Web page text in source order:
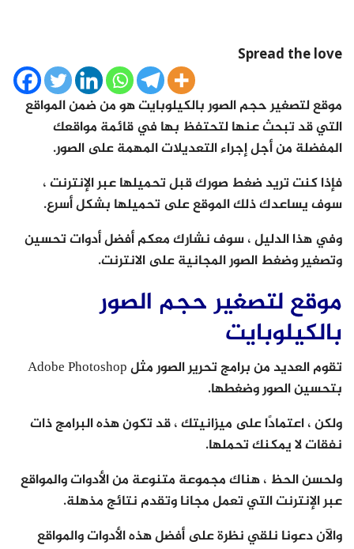
Spread the love
موقع لتصغير حجم الصور بالكيلوبايت هو من ضمن المواقع
التي قد تبحث عنها لتحتفظ بها في قائمة مواقعك
المفضلة من أجل إجراء التعديلات المهمة على الصور.
فإذا كنت تريد ضغط صورك قبل تحميلها عبر الإنترنت ،
سوف يساعدك ذلك الموقع على تحميلها بشكل أسرع.
وفي هذا الدليل ، سوف نشارك معكم أفضل أدوات تحسين
وتصغير وضغط الصور المجانية على الانترنت.
موقع لتصغير حجم الصور
بالكيلوبايت
تقوم العديد من برامج تحرير الصور مثل Adobe Photoshop
بتحسين الصور وضغطها.
ولكن ، اعتمادًا على ميزانيتك ، قد تكون هذه البرامج ذات
نفقات لا يمكنك تحملها.
ولحسن الحظ ، هناك مجموعة متنوعة من الأدوات والمواقع
عبر الإنترنت التي تعمل مجانا وتقدم نتائج مذهلة.
والآن دعونا نلقي نظرة على أفضل هذه الأدوات والمواقع